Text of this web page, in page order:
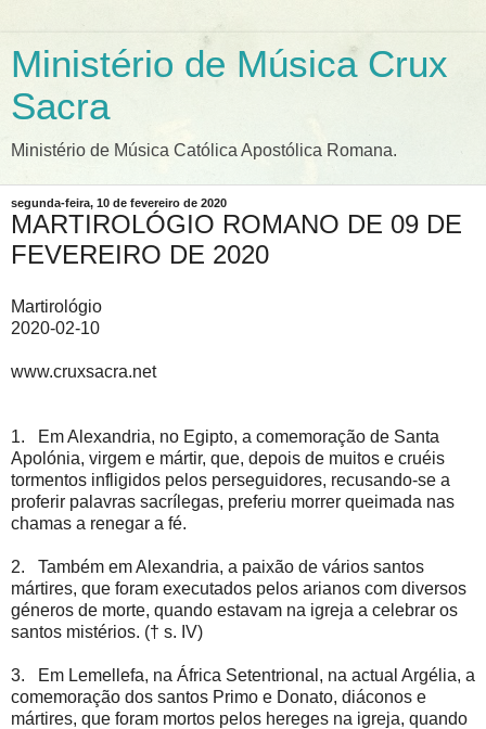
Ministério de Música Crux
Sacra
Ministério de Música Católica Apostólica Romana.
segunda-feira, 10 de fevereiro de 2020
MARTIROLÓGIO ROMANO DE 09 DE
FEVEREIRO DE 2020
Martirológio
2020-02-10
www.cruxsacra.net
1. Em Alexandria, no Egipto, a comemoração de Santa
Apolónia, virgem e mártir, que, depois de muitos e cruéis
tormentos infligidos pelos perseguidores, recusando-se a
proferir palavras sacrílegas, preferiu morrer queimada nas
chamas a renegar a fé.
2. Também em Alexandria, a paixão de vários santos
mártires, que foram executados pelos arianos com diversos
géneros de morte, quando estavam na igreja a celebrar os
santos mistérios. († s. IV)
3. Em Lemellefa, na África Setentrional, na actual Argélia, a
comemoração dos santos Primo e Donato, diáconos e
mártires, que foram mortos pelos hereges na igreja, quando